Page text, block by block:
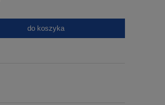
do koszyka